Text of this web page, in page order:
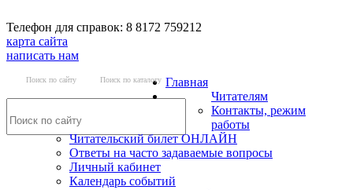
Телефон для справок: 8 8172 759212
карта сайта
написать нам
Поиск по сайту Поиск по каталогу Главная
Читателям
Контакты, режим
работы
Читательский билет ОНЛАЙН
Ответы на часто задаваемые вопросы
Личный кабинет
Календарь событий